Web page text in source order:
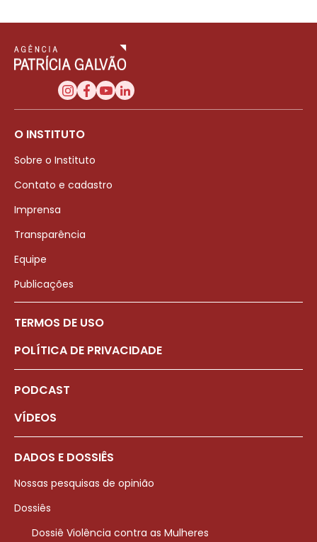
O INSTITUTO
Sobre o Instituto
Contato e cadastro
Imprensa
Transparência
Equipe
Publicações
TERMOS DE USO
POLÍTICA DE PRIVACIDADE
PODCAST
VÍDEOS
DADOS E DOSSIÊS
Nossas pesquisas de opinião
Dossiês
Dossiê Violência contra as Mulheres